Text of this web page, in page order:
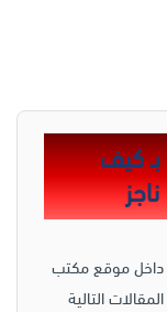
بـ كيف
داخل موقع مكتب
التالية